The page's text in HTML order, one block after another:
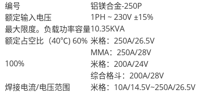
编号
铝镁合金-250P
额定输入电压
1PH ~ 230V ±15%
最大限度。负载功率容量10.35KVA
额定占空比（40℃) 60% 米格：250A/26.5V
MMA：250A/28V
100%
米格：200A/24V
综合格斗： 200A/28V
焊接电流/电压范围
米格：10A/14.5V~250A/26.5V